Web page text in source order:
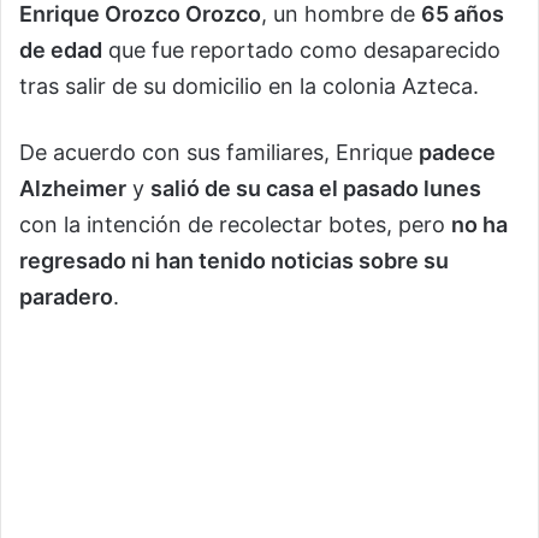
Enrique Orozco Orozco, un hombre de 65 años
de edad que fue reportado como desaparecido
tras salir de su domicilio en la colonia Azteca.
De acuerdo con sus familiares, Enrique padece
Alzheimer y salió de su casa el pasado lunes
con la intención de recolectar botes, pero no ha
regresado ni han tenido noticias sobre su
paradero.